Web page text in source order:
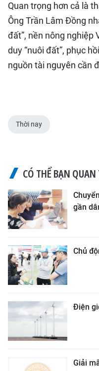
Quan trọng hơn cả là
Ông Trần Lâm Đồng
đất”, nền nông nghiệp
duy “nuôi đất”, phục
nguồn tài nguyên cần
Thời nay
CÓ THỂ BẠN
gần
Chủ
Điện
Giải